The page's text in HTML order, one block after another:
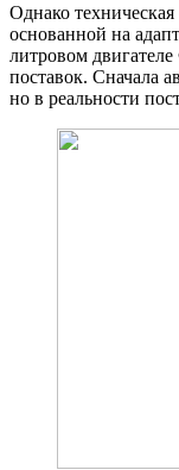
Однако
основанной на
литровом
поставок. Сначала
но в реальности